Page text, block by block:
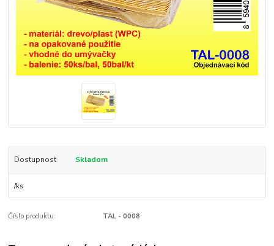
Dostupnosť Skladom
/ks
Číslo produktu: TAL - 0008